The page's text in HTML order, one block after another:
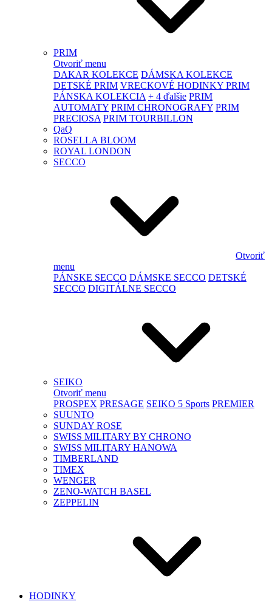
PRIM
Otvoriť menu
DAKAR KOLEKCE DÁMSKA KOLEKCE
DETSKÉ PRIM VRECKOVÉ HODINKY PRIM
PÁNSKA KOLEKCIA + 4 ďalšie PRIM
AUTOMATY PRIM CHRONOGRAFY PRIM
PRECIOSA PRIM TOURBILLON
QaQ
ROSELLA BLOOM
ROYAL LONDON
SECCO
Otvoriť
menu
PÁNSKE SECCO DÁMSKE SECCO DETSKÉ
SECCO DIGITÁLNE SECCO
SEIKO
Otvoriť menu
PROSPEX PRESAGE SEIKO 5 Sports PREMIER
SUUNTO
SUNDAY ROSE
SWISS MILITARY BY CHRONO
SWISS MILITARY HANOWA
TIMBERLAND
TIMEX
WENGER
ZENO-WATCH BASEL
ZEPPELIN
HODINKY